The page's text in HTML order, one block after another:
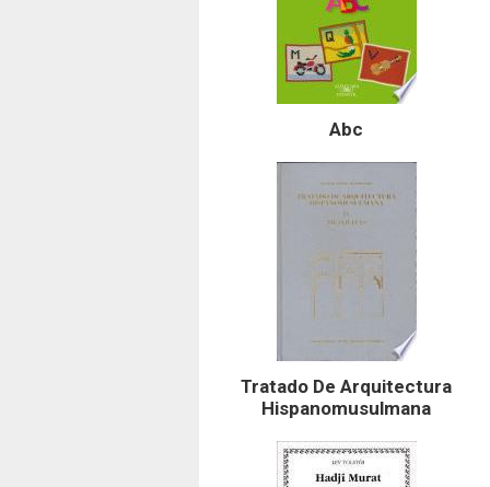
Abc
Tratado De Arquitectura
Hispanomusulmana